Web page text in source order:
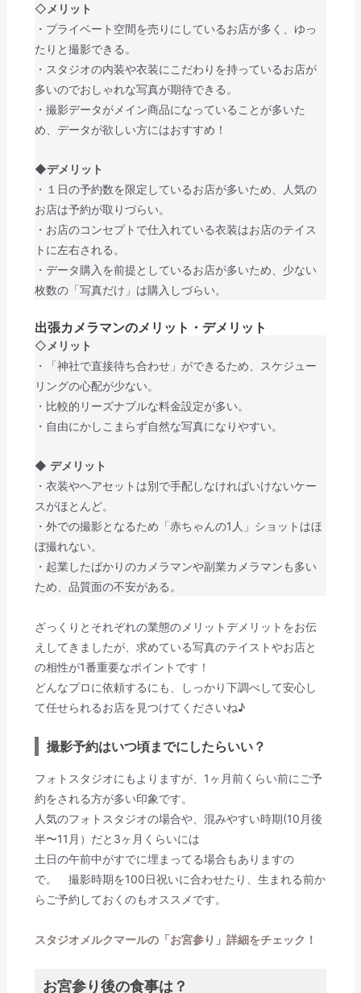
◇ メリット
・プライベート空間を売りにしているお店が多く、ゆっ
たりと撮影できる。
・スタジオの内装や衣装にこだわりを持っているお店が
多いのでおしゃれな写真が期待できる。
・撮影データがメイン商品になっていることが多いた
め、データが欲しい方にはおすすめ！
◆デメリット
・１日の予約数を限定しているお店が多いため、人気の
お店は予約が取りづらい。
・お店のコンセプトで仕入れている衣装はお店のテイス
トに左右される。
・データ購入を前提としているお店が多いため、少ない
枚数の「写真だけ」は購入しづらい。
出張カメラマンのメリット・デメリット
◇ メリット
・「神社で直接待ち合わせ」ができるため、スケジュー
リングの心配が少ない。
・比較的リーズナブルな料金設定が多い。
・自由にかしこまらず自然な写真になりやすい。
◆デメリット
・衣装やヘアセットは別で手配しなければいけないケー
スがほとんど。
・外での撮影となるため「赤ちゃんの1人」ショットはほ
ぼ撮れない。
・起業したばかりのカメラマンや副業カメラマンも多い
ため、品質面の不安がある。
ざっくりとそれぞれの業態のメリットデメリットをお伝
えしてきましたが、求めている写真のテイストやお店と
の相性が1番重要なポイントです！
どんなプロに依頼するにも、しっかり下調べして安心し
て任せられるお店を見つけてくださいね♪
撮影予約はいつ頃までにしたらいい？
フォトスタジオにもよりますが、1ヶ月前くらい前にご予
約をされる方が多い印象です。
人気のフォトスタジオの場合や、混みやすい時期(10月後
半〜11月）だと3ヶ月くらいには
土日の午前中がすでに埋まってる場合もありますの
で。 撮影時期を100日祝いに合わせたり、生まれる前か
らご予約しておくのもオススメです。
スタジオメルクマールの「お宮参り」詳細をチェック！
お宮参り後の食事は？